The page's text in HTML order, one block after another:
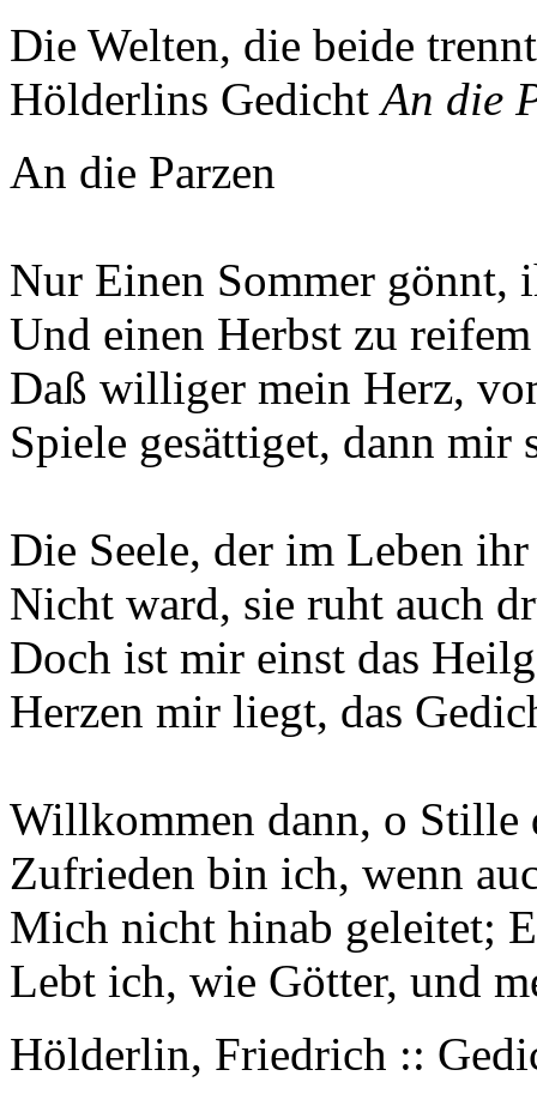
Die Welten, die beide
Hölderlins GedichtAn die
An die Parzen
Nur Einen Sommer gönnt,
Und einen Herbst zu
Daß williger mein Herz,
Spiele gesättiget, dann mir
Die Seele, der im Leben
Nicht ward, sie ruht auch
Doch ist mir einst das
Herzen mir liegt, das
Willkommen dann, o Stille
Zufrieden bin ich, wenn
Mich nicht hinab geleitet;
Lebt ich, wie Götter, und
Hölderlin, Friedrich ::